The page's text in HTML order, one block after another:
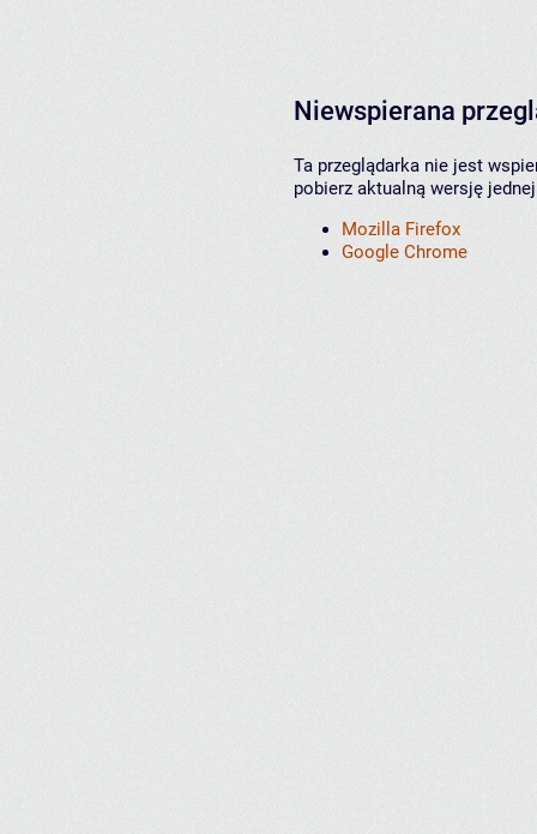
Niewspierana
Ta przeglądarka nie jest
pobierz aktualną wersję
Mozilla Firefox
Google Chrome